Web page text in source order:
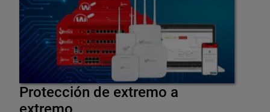
Protección de extremo a